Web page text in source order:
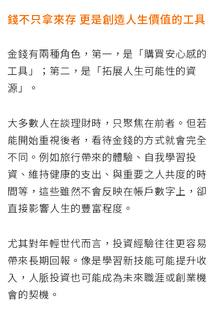
許多人對理財的定位和目標不明，導致沒安全感。美聯社
錢不只拿來存 更是創造人生價值的工具
金錢有兩種角色，第一，是「購買安心感的
工具」；第二，是「拓展人生可能性的資
大多數人在談理財時，只聚焦在前者。但若
能開始重視後者，看待金錢的方式就會完全
不同。例如旅行帶來的體驗、自我學習投